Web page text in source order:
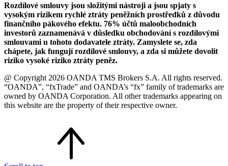
Rozdílové smlouvy jsou složitými nástroji a jsou spjaty s
vysokým rizikem rychlé ztráty peněžních prostředků z důvodu
finančního pákového efektu. 76% účtů maloobchodních
investorů zaznamenává v důsledku obchodování s rozdílovými
smlouvami u tohoto dodavatele ztráty. Zamyslete se, zda
chápete, jak fungují rozdílové smlouvy, a zda si můžete dovolit
riziko vysoké riziko ztráty peněz.
@ Copyright 2026 OANDA TMS Brokers S.A. All rights reserved.
“OANDA”, “fxTrade” and OANDA’s “fx” family of trademarks are
owned by OANDA Corporation. All other trademarks appearing on
this website are the property of their respective owner.